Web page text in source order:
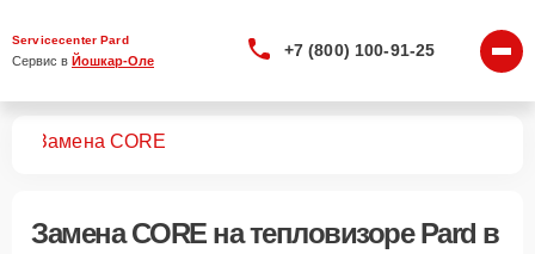
Servicecenter Pard
Сервис в Йошкар-Оле
+7 (800) 100-91-25
Замена CORE
Замена COREна тепловизоре Pard в